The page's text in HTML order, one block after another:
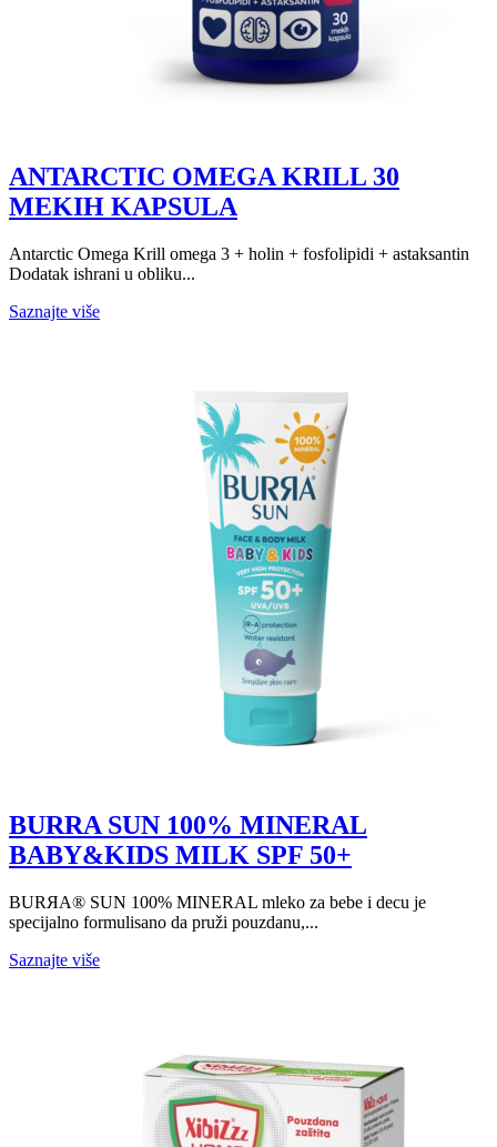
ANTARCTIC OMEGA KRILL 30
MEKIH KAPSULA
Antarctic Omega Krill omega 3 + holin + fosfolipidi + astaksantin
Dodatak ishrani u obliku...
Saznajte više
BURRA SUN 100% MINERAL
BABY&KIDS MILK SPF 50+
BURЯA® SUN 100% MINERAL mleko za bebe i decu je
specijalno formulisano da pruži pouzdanu,...
Saznajte više